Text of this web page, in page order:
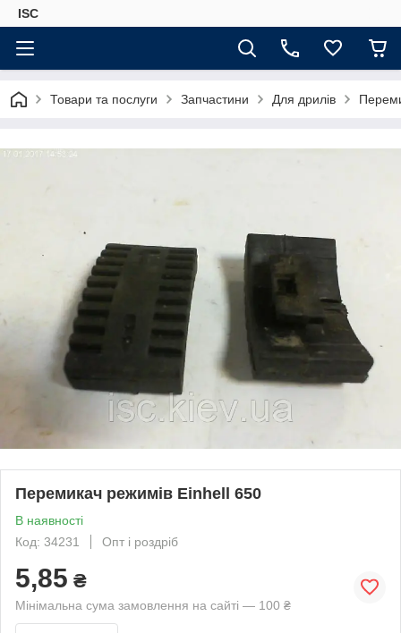
ISC
Товари та послуги Запчастини Для дрилів
Перемикач режимів Einhell 650
В наявності
Код: 34231
Опт і роздріб
5,85 ₴
Мінімальна сума замовлення на сайті — 100 ₴